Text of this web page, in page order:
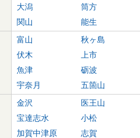
大潟
筒方
関山
能生
富山
秋ヶ島
伏木
上市
魚津
砺波
宇奈月
五箇山
金沢
医王山
宝達志水
小松
加賀中津原
志賀